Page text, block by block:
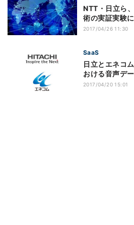
NTT・日立ら
術の実証実験
2017/04/26 11:30
SaaS
日立とエネコ
おける音声デ
2017/04/20 15:01